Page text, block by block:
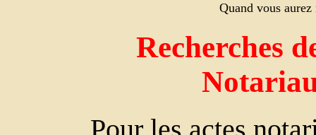
Quand vous
Recherches